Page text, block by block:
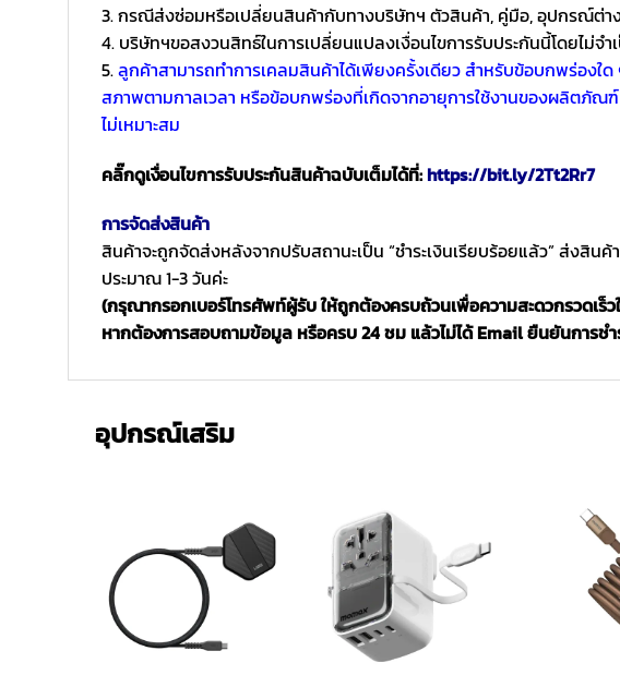
3. กรณีส่งซ่อมหรือเปลี่ยนสินค้ากับทางบริษัทฯ ตัวสินค้า, คู่มือ, อุปกรณ์
4. บริษัทฯขอสงวนสิทธ์ในการเปลี่ยนแปลงเงื่อนไขการรับประกันนี้โดยไม่จ
5.ลูกค้าสามารถทำการเคลมสินค้าได้เพียงครั้งเดียว สำหรับข้อบกพร่อ
สภาพตามกาลเวลา หรือข้อบกพร่องที่เกิดจากอายุการใช้งานของผลิตภัณ
ไม่เหมาะสม
คลิ๊กดูเงื่อนไขการรับประกันสินค้าฉบับเต็มได้ที่:https://bit.ly/2Tt2Rr7
การจัดส่งสินค้า
สินค้าจะถูกจัดส่งหลังจากปรับสถานะเป็น “ชำระเงินเรียบร้อยแล้ว” ส่งสิน
ประมาณ 1-3 วันค่ะ
(กรุณากรอกเบอร์โทรศัพท์ผู้รับ ให้ถูกต้องครบถ้วนเพื่อความสะดวกรวดเร็
หากต้องการสอบถามข้อมูล หรือครบ 24 ชม แล้วไม่ได้ Email ยืนยันการชำ
อุปกรณ์เสริม